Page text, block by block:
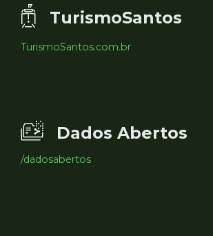
TurismoSantos
TurismoSantos.com.br
Dados Abertos
/dadosabertos